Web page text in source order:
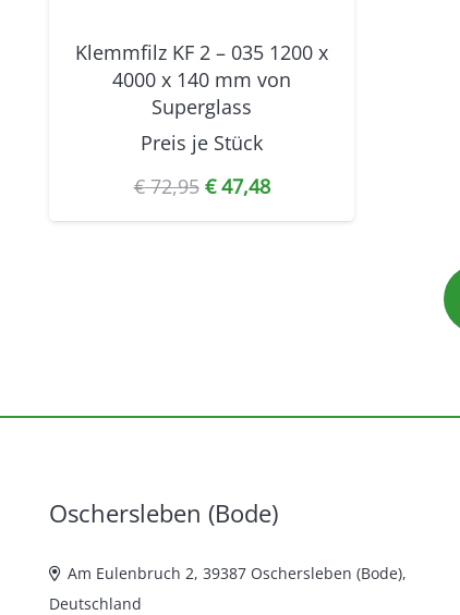
Klemmfilz KF 2 – 035 1200 x
4000 x 140 mm von
Superglass
Preis je Stück
€72,95 Ursprünglicher
Preis
€47,48Aktueller
Preis
Oschersleben (Bode)
Am Eulenbruch 2, 39387 Oschersleben (Bode),
Deutschland